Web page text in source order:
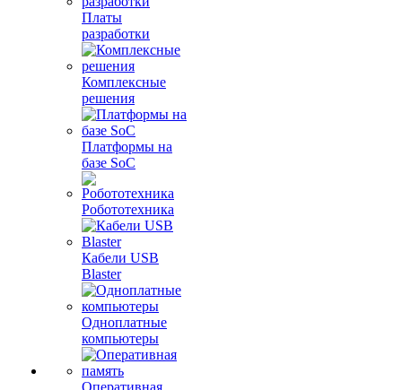
Платы
разработки
Комплексные
решения
Платформы на
базе SoC
Робототехника
Кабели USB
Blaster
Одноплатные
компьютеры
Оперативная